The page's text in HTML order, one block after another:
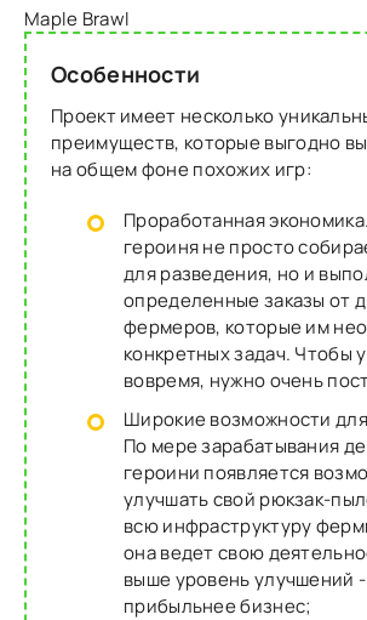
Maple Brawl
Особенности
Проект имеет несколько
преимуществ, которые выгодно
на общем фоне похожих игр:
Проработанная
героиня не просто
для разведения, но и
определенные заказы от
фермеров, которые им
конкретных задач. Чтобы
вовремя, нужно очень
Широкие возможности
По мере зарабатывания
героини появляется
улучшать свой рюкзак-
всю инфраструктуру
она ведет свою
выше уровень улучшений
прибыльнее бизнес;